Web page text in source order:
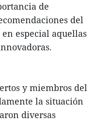
de
del
en especial aquellas
y miembros del
la situación
diversas